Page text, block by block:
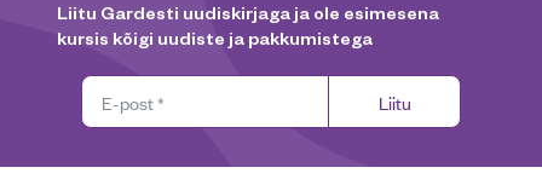
Liitu Gardesti uudiskirjaga ja ole esimesena
kursis kõigi uudiste ja pakkumistega
Liitu